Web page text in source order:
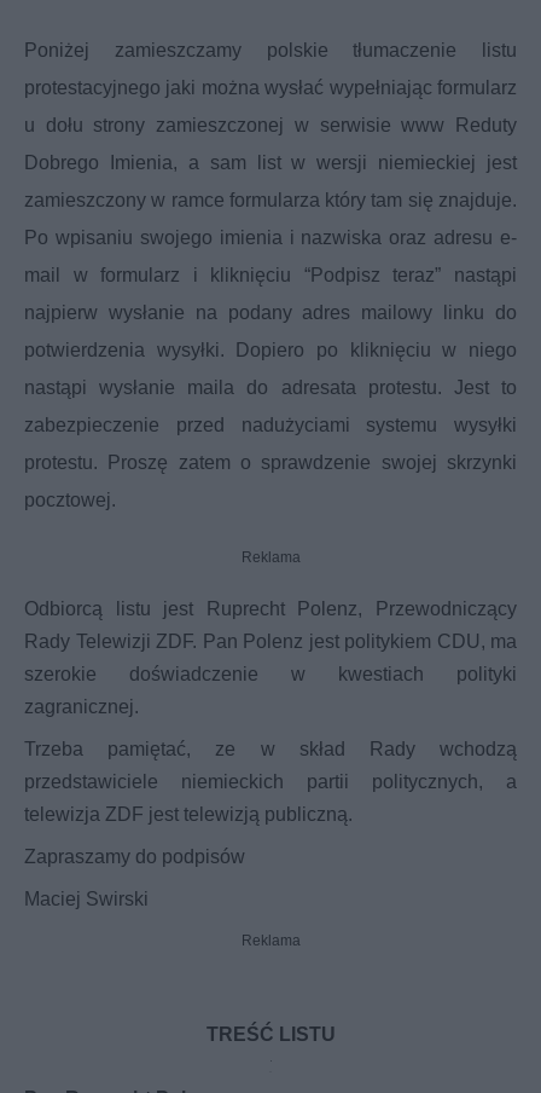
Poniżej zamieszczamy polskie tłumaczenie listu
protestacyjnego jaki można wysłać wypełniając formularz
u dołu strony zamieszczonej w serwisie www Reduty
Dobrego Imienia, a sam list w wersji niemieckiej jest
zamieszczony w ramce formularza który tam się znajduje.
Po wpisaniu swojego imienia i nazwiska oraz adresu e-
mail w formularz i kliknięciu “Podpisz teraz” nastąpi
najpierw wysłanie na podany adres mailowy linku do
potwierdzenia wysyłki. Dopiero po kliknięciu w niego
nastąpi wysłanie maila do adresata protestu. Jest to
zabezpieczenie przed nadużyciami systemu wysyłki
protestu. Proszę zatem o sprawdzenie swojej skrzynki
pocztowej.
Reklama
Odbiorcą listu jest Ruprecht Polenz, Przewodniczący
Rady Telewizji ZDF. Pan Polenz jest politykiem CDU, ma
szerokie doświadczenie w kwestiach polityki
zagranicznej.
Trzeba pamiętać, ze w skład Rady wchodzą
przedstawiciele niemieckich partii politycznych, a
telewizja ZDF jest telewizją publiczną.
Zapraszamy do podpisów
Maciej Swirski
Reklama
TREŚĆ LISTU